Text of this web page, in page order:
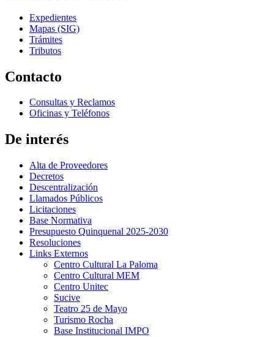
Expedientes
Mapas (SIG)
Trámites
Tributos
Contacto
Consultas y Reclamos
Oficinas y Teléfonos
De interés
Alta de Proveedores
Decretos
Descentralización
Llamados Públicos
Licitaciones
Base Normativa
Presupuesto Quinquenal 2025-2030
Resoluciones
Links Externos
Centro Cultural La Paloma
Centro Cultural MEM
Centro Unitec
Sucive
Teatro 25 de Mayo
Turismo Rocha
Base Institucional IMPO